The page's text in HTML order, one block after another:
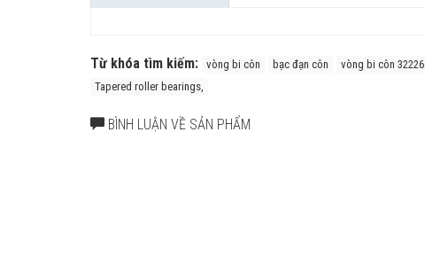
Từ khóa tìm kiếm: vòng bi côn bạc đạn côn vòng bi côn 32226
Tapered roller bearings,
BÌNH LUẬN VỀ SẢN PHẨM